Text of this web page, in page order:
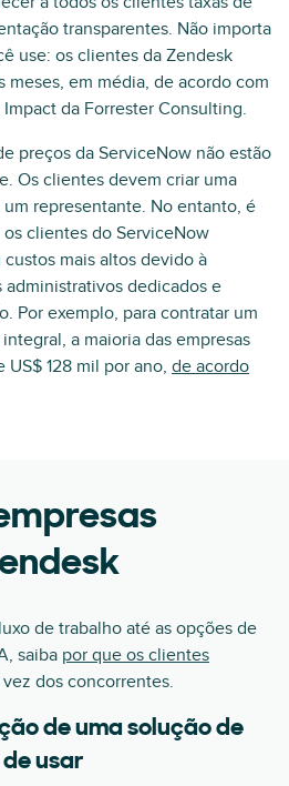
transparentes. Não importa
use: os clientes da Zendesk
meses, em média, de acordo com
da Forrester Consulting.
preços da ServiceNow não estão
Os clientes devem criar uma
representante. No entanto, é
clientes do ServiceNow
mais altos devido à
administrativos dedicados e
Por exemplo, para contratar um
a maioria das empresas
US$ 128 mil por ano, de acordo
de trabalho até as opções de
saiba por que os clientes
dos concorrentes.
de uma solução de
usar